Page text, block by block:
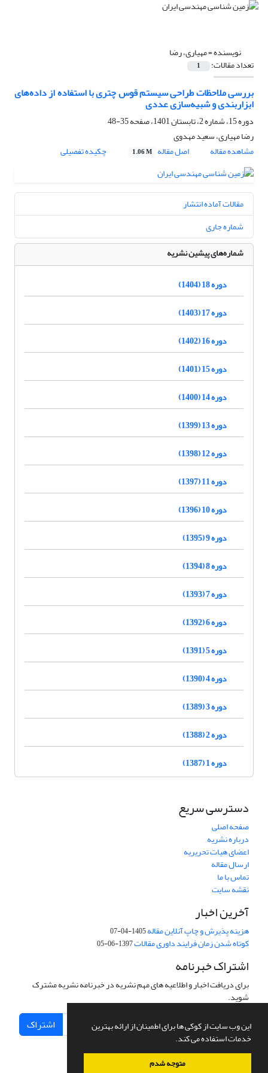
این وب سایت از کوکی ها برای اطمینان از ارائه بهترین
خدمات استفاده می کند.
متوجه شدم
نویسنده =مهیاری، رضا
تعداد مقالات: 1
بررسی ملاحظات طراحی سیستم قوس چتری با استفاده از داده‌های
ابزاربندی و شبیه‌سازی عددی
دوره 15، شماره 2، تابستان 1401، صفحه
35-48
رضا مهیاری، سعید مهدوی
مشاهده مقاله
اصل مقاله 1.06 M چکیده تفصیلی
مقالات آماده انتشار
شماره جاری
شماره‌های پیشین نشریه
دوره 18 (1404)
دوره 17 (1403)
دوره 16 (1402)
دوره 15 (1401)
دوره 14 (1400)
دوره 13 (1399)
دوره 12 (1398)
دوره 11 (1397)
دوره 10 (1396)
دوره 9 (1395)
دوره 8 (1394)
دوره 7 (1393)
دوره 6 (1392)
دوره 5 (1391)
دوره 4 (1390)
دوره 3 (1389)
دوره 2 (1388)
دوره 1 (1387)
دسترسی سریع
صفحه اصلی
درباره نشریه
اعضای هیات تحریریه
ارسال مقاله
تماس با ما
نقشه سایت
آخرین اخبار
هزینه پذیرش و چاپ آنلاین مقاله1405-04-07
کوتاه شدن زمان فرایند داوری مقالات1397-06-05
اشتراک خبرنامه
برای دریافت اخبار و اطلاعیه های مهم نشریه در خبرنامه نشریه مشترک
شوید.
اشتراک